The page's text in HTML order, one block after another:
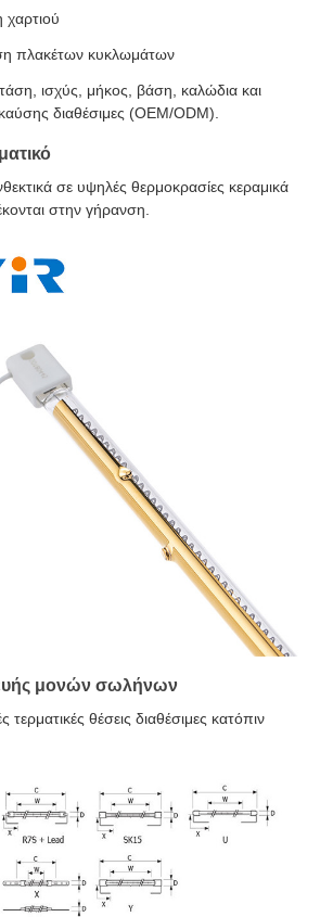
πλακέτων κυκλωμάτων
ισχύς, μήκος, βάση, καλώδια και
διαθέσιμες (OEM/ODM).
σε υψηλές θερμοκρασίες κεραμικά
στην γήρανση.
μονών σωλήνων
τερματικές θέσεις διαθέσιμες κατόπιν